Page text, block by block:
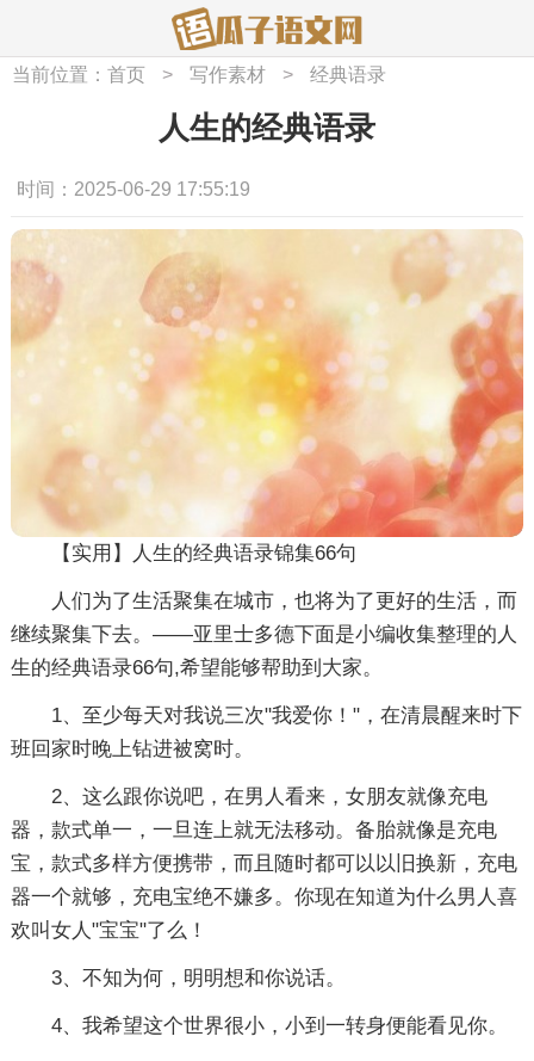
当前位置： 首页 > 写作素材 > 经典语录
人生的经典语录
时间：2025-06-29 17:55:19
【实用】人生的经典语录锦集66句
人们为了生活聚集在城市，也将为了更好的生活，而
继续聚集下去。——亚里士多德下面是小编收集整理的人
生的经典语录66句,希望能够帮助到大家。
1、至少每天对我说三次"我爱你！"，在清晨醒来时下
班回家时晚上钻进被窝时。
2、这么跟你说吧，在男人看来，女朋友就像充电
器，款式单一，一旦连上就无法移动。备胎就像是充电
宝，款式多样方便携带，而且随时都可以以旧换新，充电
器一个就够，充电宝绝不嫌多。你现在知道为什么男人喜
欢叫女人"宝宝"了么！
3、不知为何，明明想和你说话。
4、我希望这个世界很小，小到一转身便能看见你。